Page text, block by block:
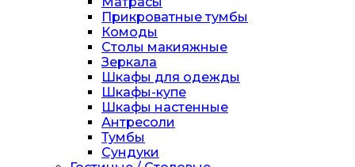
Прикроватные тумбы
Комоды
Столы макияжные
Зеркала
Шкафы для одежды
Шкафы-купе
Шкафы настенные
Антресоли
Тумбы
Сундуки